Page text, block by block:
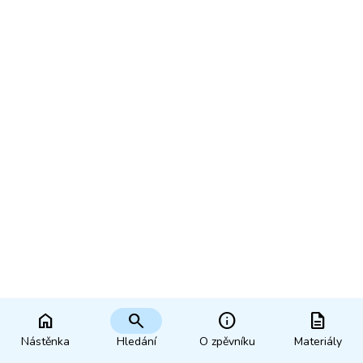
home
Nástěnka
search
Hledání
info
O zpěvníku
description
Materiály